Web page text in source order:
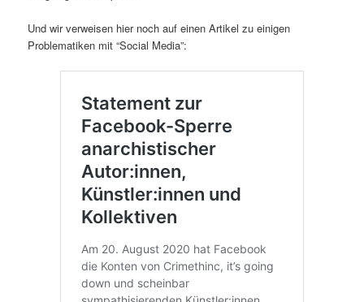
Und wir verweisen hier noch auf einen Artikel zu einigen
Problematiken mit “Social Media”: